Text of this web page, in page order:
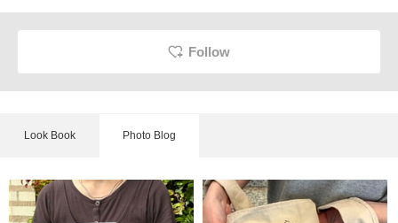
Follow
Look Book Photo Blog